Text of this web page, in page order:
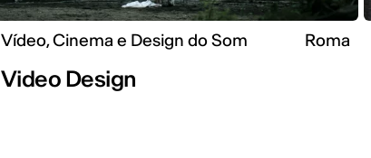
Vídeo, Cinema e Design do Som Roma
Video Design